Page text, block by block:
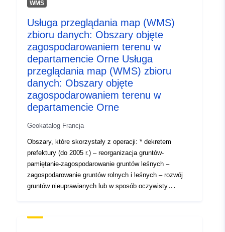
zostaną wyróżnione (ii) tak zwane „art. 10” realizowane
na podstawie art. L123-24 do L123-26 Kodeksu rolnego
WMS
Usługa przeglądania map (WMS)
zbioru danych: Obszary objęte
zagospodarowaniem terenu w
departamencie Orne Usługa
przeglądania map (WMS) zbioru
danych: Obszary objęte
zagospodarowaniem terenu w
departamencie Orne
Geokatalog Francja
Obszary, które skorzystały z operacji: * dekretem
prefektury (do 2005 r.) – reorganizacja gruntów-
pamiętanie-zagospodarowanie gruntów leśnych –
zagospodarowanie gruntów rolnych i leśnych – rozwój
gruntów nieuprawianych lub w sposób oczywisty
zagospodarowanie gruntów rolnych i leśnych – wymiana